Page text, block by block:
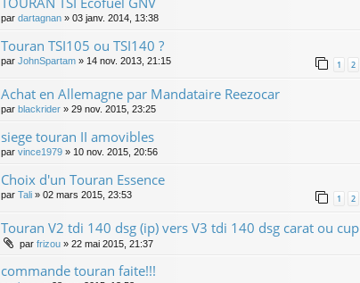
par dartagnan » 03 janv. 2014, 13:38
Touran TSI105 ou TSI140 ?
par JohnSpartam » 14 nov. 2013, 21:15 1 2
Achat en Allemagne par Mandataire Reezocar
par blackrider » 29 nov. 2015, 23:25
siege touran II amovibles
par vince1979 » 10 nov. 2015, 20:56
Choix d'un Touran Essence
par Tali » 02 mars 2015, 23:53 1 2
Touran V2 tdi 140 dsg (ip) vers V3 tdi 140 dsg carat ou cup
par frizou » 22 mai 2015, 21:37
commande touran faite!!!